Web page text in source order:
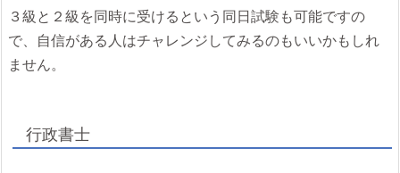
３級と２級を同時に受けるという同日試験も可能ですの
で、自信がある人はチャレンジしてみるのもいいかもしれ
ません。
行政書士